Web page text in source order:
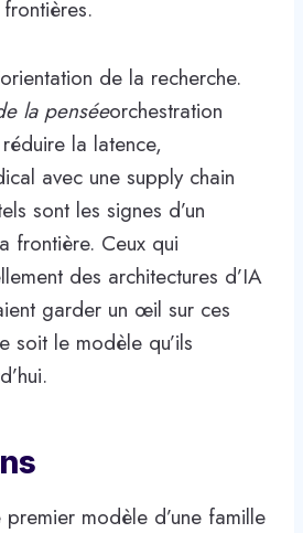
de la recherche.
la penséeorchestration
la latence,
avec une supply chain
sont les signes d’un
frontière. Ceux qui
des architectures d’IA
garder un œil sur ces
soit le modèle qu’ils
modèle d’une famille